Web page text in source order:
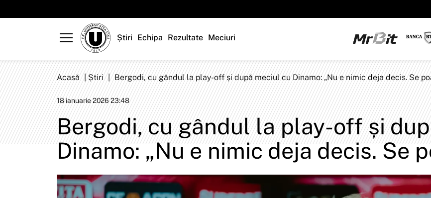
Știri Echipa Rezultate Meciuri
Acasă |Știri | Bergodi, cu gândul la play-off și după meciul cu Dinamo: „Nu e nimic deja decis. Se
18 ianuarie 2026 23:48
Bergodi, cu gândul la play-off și
Dinamo: „Nu e nimic deja decis. Se